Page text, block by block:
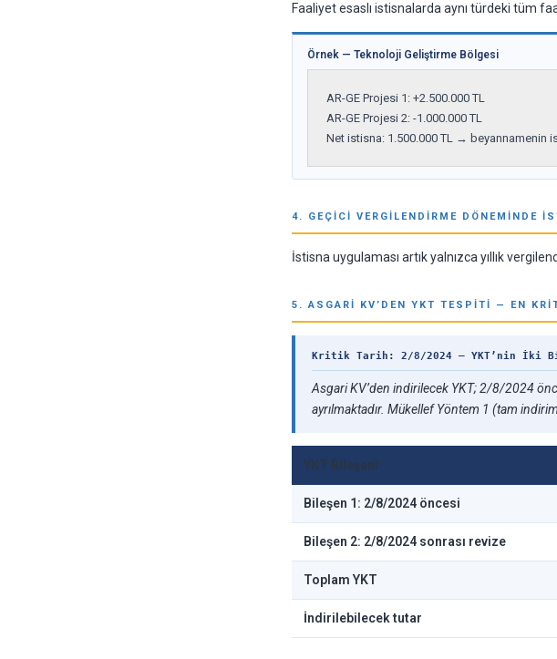
Faaliyet esaslı istisnalarda aynı türdeki tüm
Örnek — Teknoloji Geliştirme Bölgesi
AR-GE Projesi 1: +2.500.000 TL
AR-GE Projesi 2: -1.000.000 TL
Net istisna: 1.500.000 TL → beyannamenin
4. GEÇICI VERGILENDIRME DÖNEMINDE
İstisna uygulaması artık yalnızca yıllık
5. ASGARI KV’DEN YKT TESPITI — EN
Kritik Tarih: 2/8/2024 — YKT’nin İki
Asgari KV’den indirilecek YKT; 2/8/2024
ayrılmaktadır. Mükellef Yöntem 1 (tam
YKT Bileşeni
Bileşen 1: 2/8/2024 öncesi
Bileşen 2: 2/8/2024 sonrası revize
Toplam YKT
İndirilebilecek tutar